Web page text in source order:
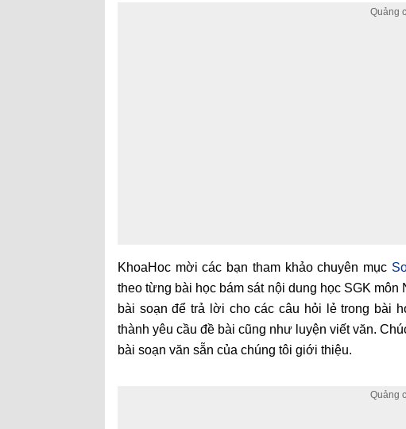
KhoaHoc mời các bạn tham khảo chuyên mục
theo từng bài học bám sát nội dung học SGK
bài soạn để trả lời cho các câu hỏi lẻ trong bài
thành yêu cầu đề bài cũng như luyện viết văn.
bài soạn văn sẵn của chúng tôi giới thiệu.